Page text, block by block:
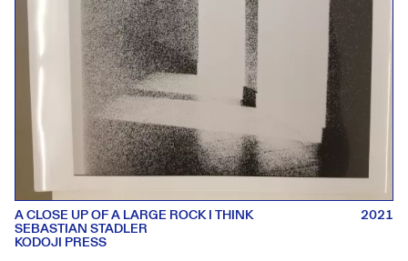
A CLOSE UP OF A LARGE ROCK I THINK
SEBASTIAN STADLER
KODOJI PRESS
2021